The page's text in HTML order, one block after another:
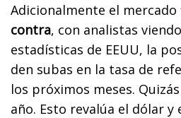
Adicionalmente el
contra, con analistas
estadísticas de EEUU, la
den subas en la tasa de
los próximos meses.
año. Esto revalúa el dólar y